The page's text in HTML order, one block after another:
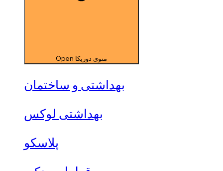
Open منوی دوریکا
بهداشتی و ساختمان
بهداشتی لوکس
پلاسکو